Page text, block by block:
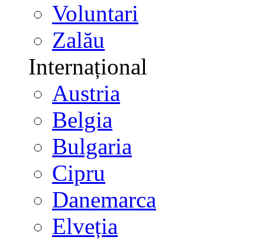
Voluntari
Zalău
Internațional
Austria
Belgia
Bulgaria
Cipru
Danemarca
Elveția